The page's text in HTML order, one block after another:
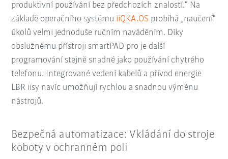
produktivní používání bez předchozích znalostí.“ Na
základě operačního systému iiQKA.OS probíhá „naučení“
úkolů velmi jednoduše ručním naváděním. Díky
obslužnému přístroji smartPAD pro je další
programování stejně snadné jako používání chytrého
telefonu. Integrované vedení kabelů a přívod energie
LBR iisy navíc umožňují rychlou a snadnou výměnu
nástrojů.
Bezpečná automatizace: Vkládání do stroje
koboty v ochranném poli